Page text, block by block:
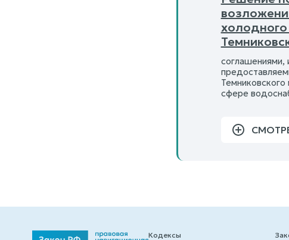
сфере
Кодексы